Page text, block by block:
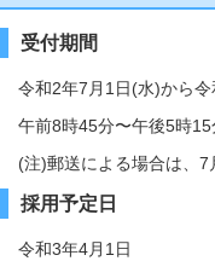
受付期間
令和2年7月1日(水)から
午前8時45分〜午後5時
(注)郵送による場合は、
採用予定日
令和3年4月1日